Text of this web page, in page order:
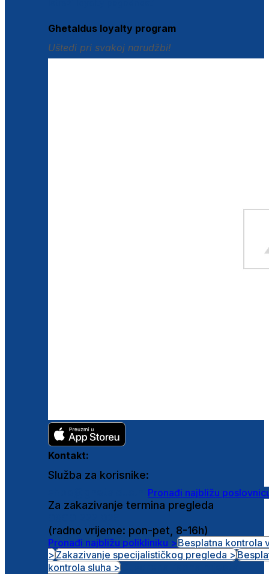
Ghetaldus loyalty program
Uštedi pri svakoj narudžbi!
Kontakt:
Služba za korisnike:
Pronađi najbližu
Za zakazivanje termina pregleda
(radno vrijeme: pon-pet, 8-16h)
Pronađi najbližu polikliniku >Besplatna kontrola
>Zakazivanje specijalističkog pregleda >
kontrola sluha >